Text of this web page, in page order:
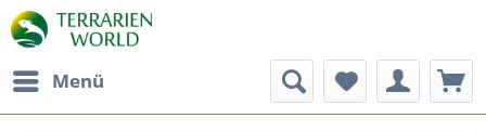
Menü